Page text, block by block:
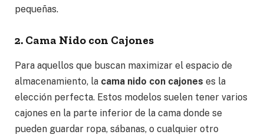
pequeñas.
2. Cama Nido con Cajones
Para aquellos que buscan maximizar el espacio de
almacenamiento, la cama nido con cajones es la
elección perfecta. Estos modelos suelen tener varios
cajones en la parte inferior de la cama donde se
pueden guardar ropa, sábanas, o cualquier otro